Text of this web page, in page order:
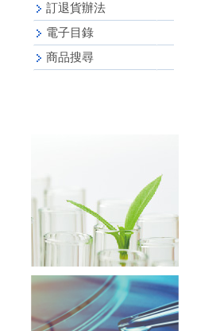
訂退貨辦法
電子目錄
商品搜尋